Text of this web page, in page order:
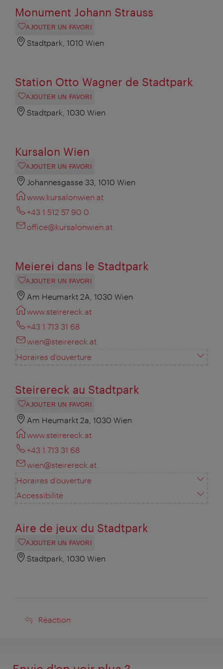
Monument Johann Strauss
AJOUTER UN FAVORI
Stadtpark, 1010 Wien
Station Otto Wagner de Stadtpark
AJOUTER UN FAVORI
Stadtpark, 1030 Wien
Kursalon Wien
AJOUTER UN FAVORI
Johannesgasse 33, 1010 Wien
www.kursalonwien.at
+43 1 512 57 90 0
office@kursalonwien.at
Meierei dans le Stadtpark
AJOUTER UN FAVORI
Am Heumarkt 2A, 1030 Wien
www.steirereck.at
+43 1 713 31 68‎
wien@steirereck.at
Horaires d'ouverture
Steirereck au Stadtpark
AJOUTER UN FAVORI
Am Heumarkt 2a, 1030 Wien
www.steirereck.at
+43 1 713 31 68
wien@steirereck.at
Horaires d'ouverture
Accessibilité
Aire de jeux du Stadtpark
AJOUTER UN FAVORI
Stadtpark, 1030 Wien
Réaction
Réaction